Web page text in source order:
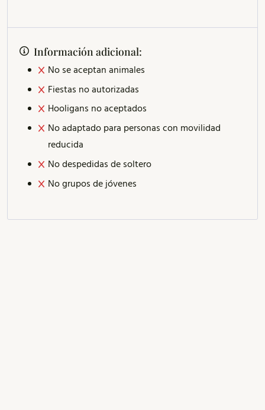
Información adicional:
No se aceptan animales
Fiestas no autorizadas
Hooligans no aceptados
No adaptado para personas con movilidad
reducida
No despedidas de soltero
No grupos de jóvenes